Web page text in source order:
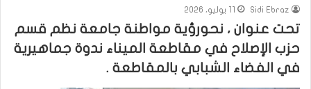
Sidi Ebraz
تحت عنوان ، نحورؤية مواطنة جامعة نظم قسم
حزب الإصلاح في مقاطعة الميناء ندوة جماهيرية
في الفضاء الشبابي بالمقاطعة .